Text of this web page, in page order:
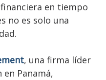
en tiempo
no es solo una
, una firma líder
Panamá,